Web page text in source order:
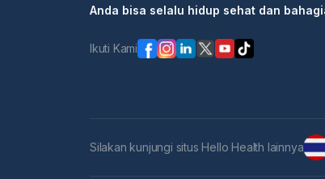
Anda bisa selalu hidup sehat dan
Ikuti Kami
Silakan kunjungi situs Hello Health lainnya